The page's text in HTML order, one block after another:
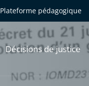
Plateforme pédagogique
Décisions de justice